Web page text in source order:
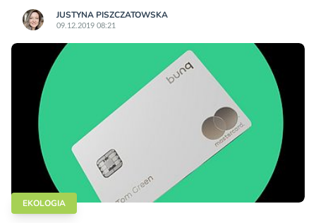
JUSTYNA PISZCZATOWSKA
09.12.2019 08:21
EKOLOGIA